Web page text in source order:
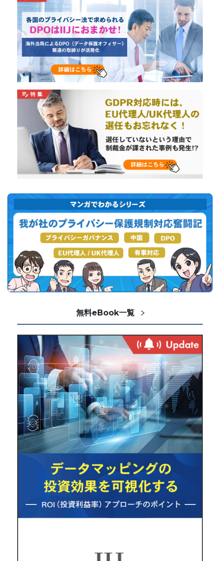
無料eBook一覧